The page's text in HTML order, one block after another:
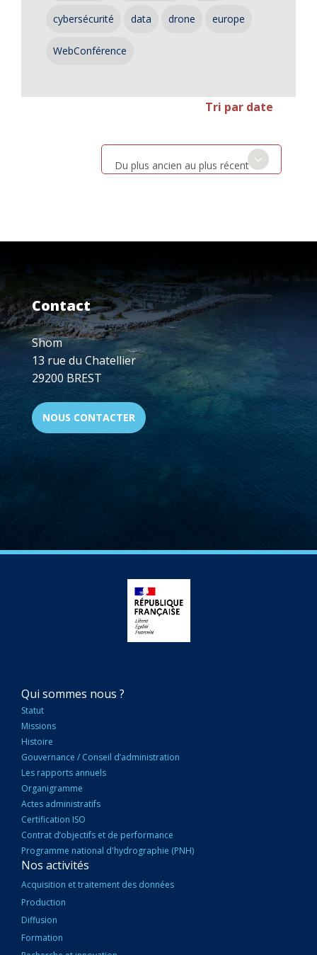
cybersécurité data drone europe
WebConférence
Tri par date
Du plus ancien au plus récent
Contact
Shom
13 rue du Chatellier
29200 BREST
NOUS CONTACTER
NAVIGATION
PRINCIPALE
Qui sommes nous ?
Statut
Missions
Histoire
Gouvernance / Conseil d’administration
Les rapports annuels
Organigramme
Actes administratifs
Certification ISO
Contrat d’objectifs et de performance
Programme national d'hydrographie (PNH)
Nos activités
Acquisition et traitement des données
Production
Diffusion
Formation